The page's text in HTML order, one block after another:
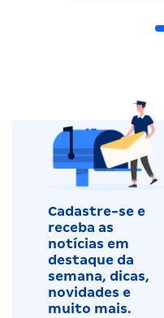
Cadastre-se e
receba as
notícias em
destaque da
semana, dicas,
novidades e
muito mais.